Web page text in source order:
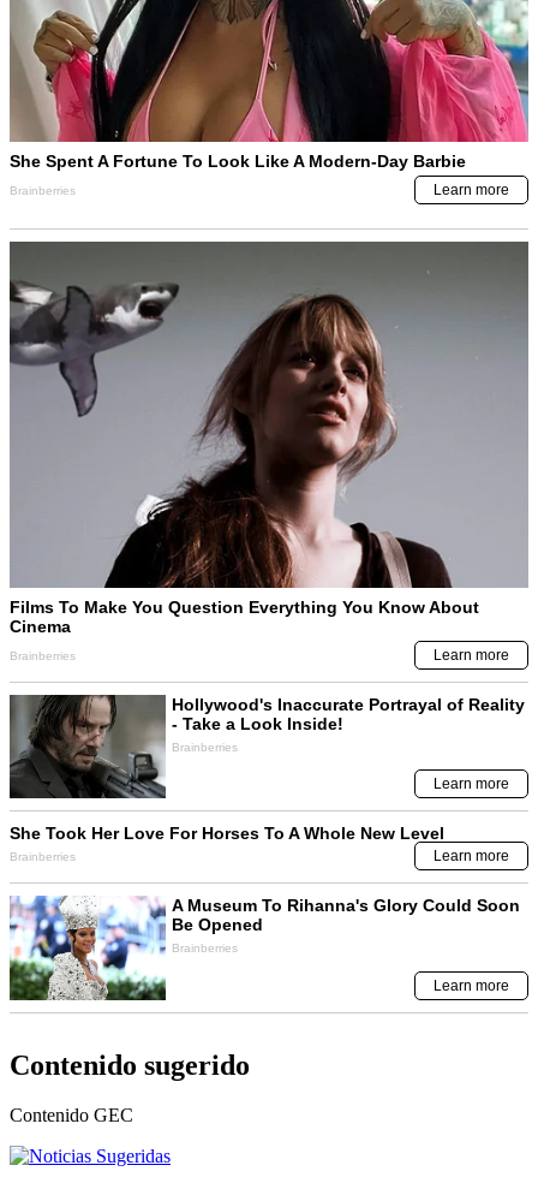
Contenido sugerido
Contenido GEC